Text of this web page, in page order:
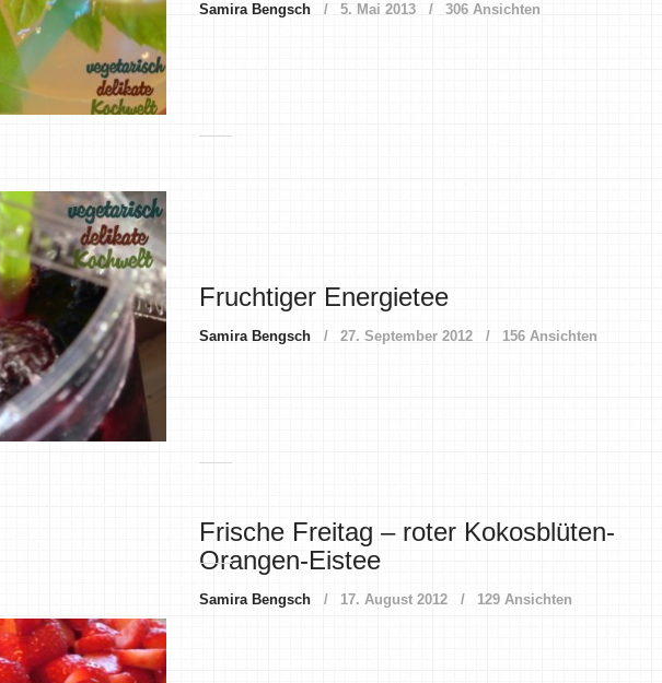
Samira Bengsch 5. Mai 2013 306 Ansichten
Fruchtiger Energietee
Samira Bengsch 27. September 2012 156 Ansichten
Frische Freitag – roter Kokosblüten-
Orangen-Eistee
Samira Bengsch 17. August 2012 129 Ansichten